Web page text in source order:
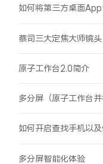
如何将第三方桌面App
蔡司三大定焦大师镜头
原子工作台2.0简介
多分屏（原子工作台并
如何开启查找手机以
多分屏智能化体验